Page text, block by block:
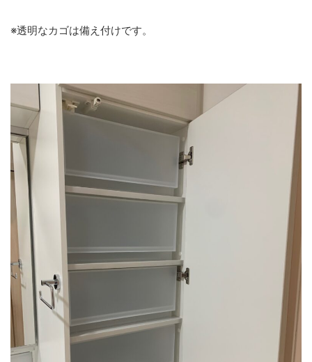
※透明なカゴは備え付けです。